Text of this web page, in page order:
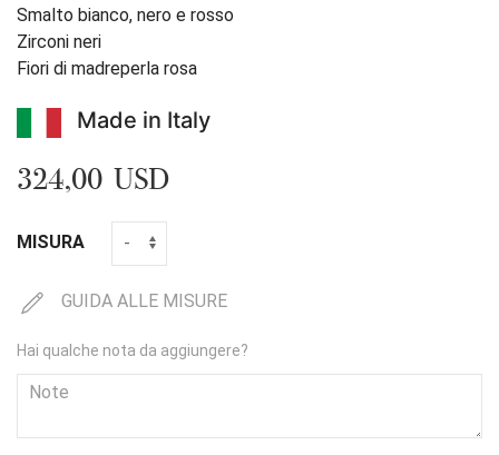
Smalto bianco, nero e rosso
Zirconi neri
Fiori di madreperla rosa
Made in Italy
324,00 USD
MISURA
GUIDA ALLE MISURE
Hai qualche nota da aggiungere?